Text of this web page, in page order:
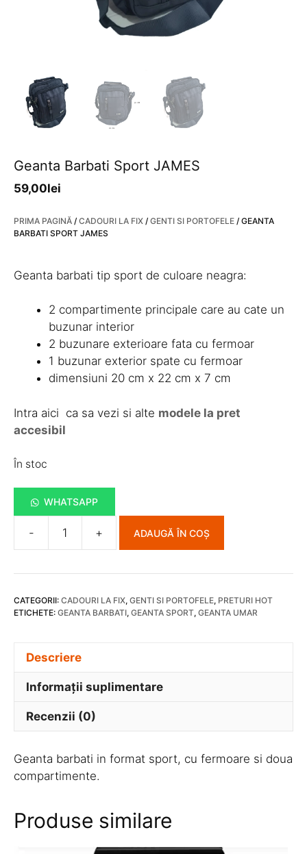
Geanta Barbati Sport JAMES
59,00lei
PRIMA PAGINĂ / CADOURI LA FIX / GENTI SI PORTOFELE / GEANTA
BARBATI SPORT JAMES
Geanta barbati tip sport de culoare neagra:
2 compartimente principale care au cate un
buzunar interior
2 buzunare exterioare fata cu fermoar
1 buzunar exterior spate cu fermoar
dimensiuni 20 cm x 22 cm x 7 cm
Intra aici ca sa vezi si alte modele la pret
accesibil
În stoc
WHATSAPP
-
Cantitate
Barbati
JAMES
+ ADAUGĂ ÎN COȘ
CATEGORII: CADOURI LA FIX, GENTI SI PORTOFELE, PRETURI HOT
ETICHETE: GEANTA BARBATI, GEANTA SPORT, GEANTA UMAR
Descriere
Informații suplimentare
Recenzii (0)
Geanta barbati in format sport, cu fermoare si doua
compartimente.
Produse similare